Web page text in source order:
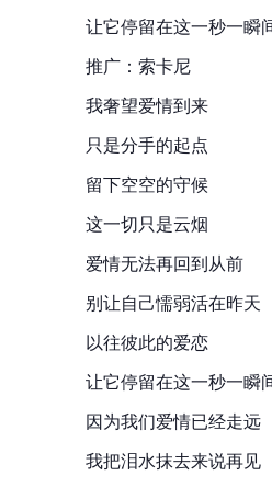
让它停留在这一秒一瞬
推广：索卡尼
我奢望爱情到来
只是分手的起点
留下空空的守候
这一切只是云烟
爱情无法再回到从前
别让自己懦弱活在昨天
以往彼此的爱恋
让它停留在这一秒一瞬
因为我们爱情已经走远
我把泪水抹去来说再见